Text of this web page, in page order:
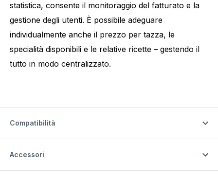
statistica, consente il monitoraggio del fatturato e la
gestione degli utenti. È possibile adeguare
individualmente anche il prezzo per tazza, le
specialità disponibili e le relative ricette – gestendo il
tutto in modo centralizzato.
Compatibilità
Accessori